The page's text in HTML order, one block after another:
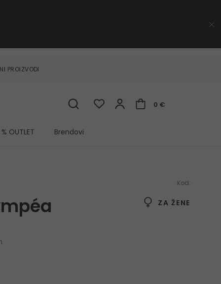
PROIZVODI
0 €
% OUTLET Brendovi
Kod:
ZA ŽENE